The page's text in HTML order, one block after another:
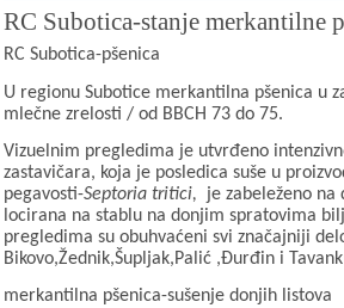
RC Subotica-stanje merkantilne
RC Subotica-pšenica
U regionu Subotice merkantilna pšenica u
mlečne zrelosti / od BBCH 73 do 75.
Vizuelnim pregledima je utvrđeno
zastavičara, koja je posledica suše u
pegavosti-Septoria tritici,
je zabeleženo
locirana na stablu na donjim spratovima
pregledima su obuhvaćeni svi značajniji
Bikovo,Žednik,Šupljak,Palić ,Đurđin i
merkantilna pšenica-sušenje donjih listova